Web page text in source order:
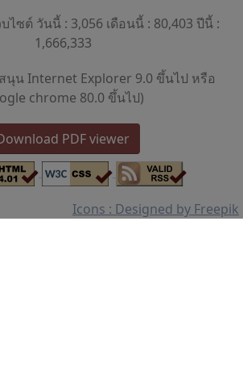
ไซต์ วันนี้ : 3,056 เดือนนี้ : 80,403 ปีนี้ :
1,666,333
นุน Internet Explorer 9.0 ขึ้นไป หรือ
chrome 80.0 ขึ้นไป)
PDF viewer
Icons : Designed by Freepik